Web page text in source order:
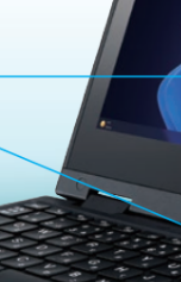
ッ
プ
ス